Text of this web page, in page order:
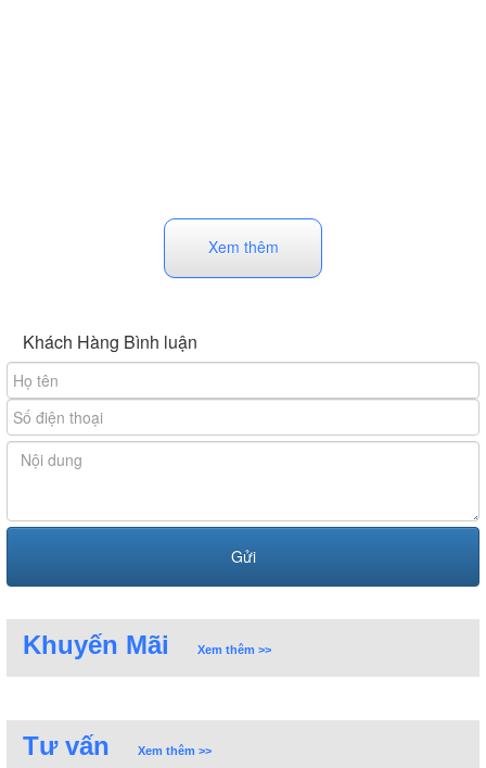
Xem thêm
Khách Hàng Bình luận
Khuyến Mãi Xem thêm >>
Tư vấn Xem thêm >>